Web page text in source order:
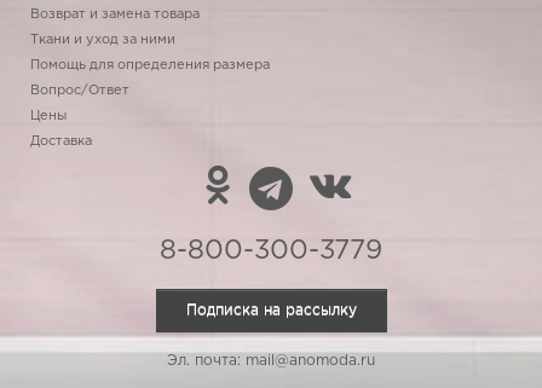
Возврат и замена товара
Ткани и уход за ними
Помощь для определения размера
Вопрос/Ответ
Цены
Доставка
8-800-300-3779
Подписка на рассылку
Эл. почта: mail@anomoda.ru